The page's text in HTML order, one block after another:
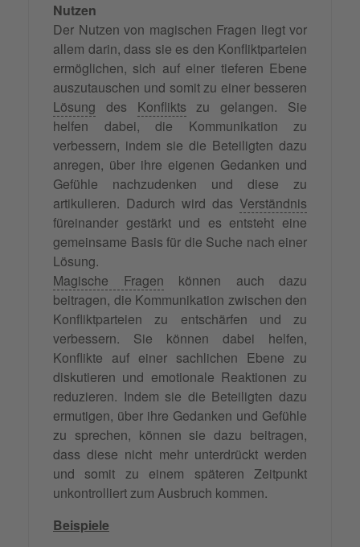
Nutzen
Der Nutzen von magischen Fragen liegt vor
allem darin, dass sie es den Konfliktparteien
ermöglichen, sich auf einer tieferen Ebene
auszutauschen und somit zu einer besseren
Lösung des Konflikts zu gelangen. Sie
helfen dabei, die Kommunikation zu
verbessern, indem sie die Beteiligten dazu
anregen, über ihre eigenen Gedanken und
Gefühle nachzudenken und diese zu
artikulieren. Dadurch wird das Verständnis
füreinander gestärkt und es entsteht eine
gemeinsame Basis für die Suche nach einer
Lösung.
Magische Fragen können auch dazu
beitragen, die Kommunikation zwischen den
Konfliktparteien zu entschärfen und zu
verbessern. Sie können dabei helfen,
Konflikte auf einer sachlichen Ebene zu
diskutieren und emotionale Reaktionen zu
reduzieren. Indem sie die Beteiligten dazu
ermutigen, über ihre Gedanken und Gefühle
zu sprechen, können sie dazu beitragen,
dass diese nicht mehr unterdrückt werden
und somit zu einem späteren Zeitpunkt
unkontrolliert zum Ausbruch kommen.
Beispiele